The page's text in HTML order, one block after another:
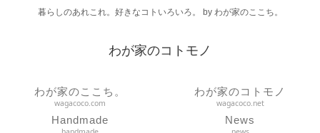
暮らしのあれこれ。好きなコトいろいろ。 by わが家のここち。
わが家のコトモノ
わが家のここち。
wagacoco.com
わが家のコトモノ
wagacoco.net
Handmade News